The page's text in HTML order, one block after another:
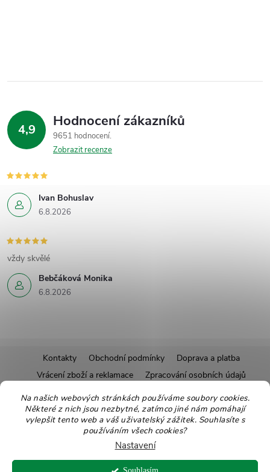
Na našich webových stránkách používáme soubory cookies.
Některé z nich jsou nezbytné, zatímco jiné nám pomáhají
vylepšit tento web a váš uživatelský zážitek. Souhlasíte s
používáním všech cookies?
Nastavení
4,9 Hodnocení zákazníků
9651 hodnocení
Zobrazit recenze
Ivan Bohuslav
6.8.2026
Bebčáková Monika
6.8.2026
vždy skvělé
á
Kontakty Obchodní podmínky
Doprava a platba
Vrácení zboží a reklamace
Zpracování osobních údajů
Pravidla soutěží
Affiliate program
Recepty
Pro nové dodavatele
Ekologické balení Moje objednávka
Copyright 2026Zdravoslav. Všechna práva vyhrazena.Upravit nastavení